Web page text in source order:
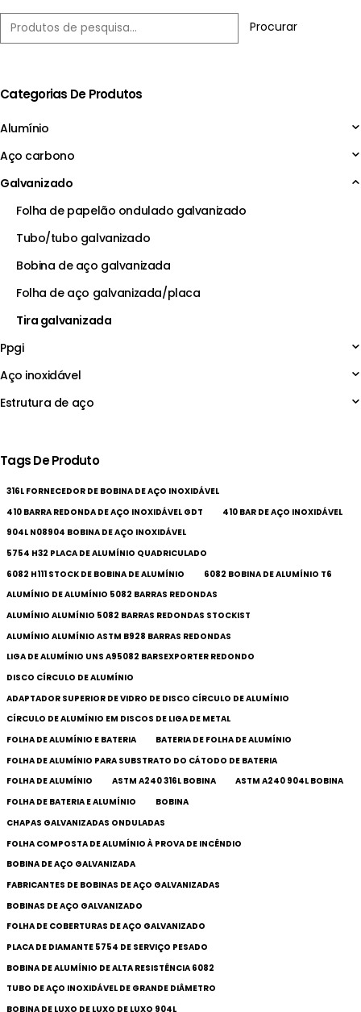
Procurar
Categorias De Produtos
Alumínio
Aço carbono
Galvanizado
Folha de papelão ondulado galvanizado
Tubo/tubo galvanizado
Bobina de aço galvanizada
Folha de aço galvanizada/placa
Tira galvanizada
Ppgi
Aço inoxidável
Estrutura de aço
Tags De Produto
316L FORNECEDOR DE BOBINA DE AÇO INOXIDÁVEL
410 BARRA REDONDA DE AÇO INOXIDÁVEL GDT
410 BAR DE AÇO INOXIDÁVEL
904L N08904 BOBINA DE AÇO INOXIDÁVEL
5754 H32 PLACA DE ALUMÍNIO QUADRICULADO
6082 H111 STOCK DE BOBINA DE ALUMÍNIO
6082 BOBINA DE ALUMÍNIO T6
ALUMÍNIO DE ALUMÍNIO 5082 BARRAS REDONDAS
ALUMÍNIO ALUMÍNIO 5082 BARRAS REDONDAS STOCKIST
ALUMÍNIO ALUMÍNIO ASTM B928 BARRAS REDONDAS
LIGA DE ALUMÍNIO UNS A95082 BARSEXPORTER REDONDO
DISCO CÍRCULO DE ALUMÍNIO
ADAPTADOR SUPERIOR DE VIDRO DE DISCO CÍRCULO DE ALUMÍNIO
CÍRCULO DE ALUMÍNIO EM DISCOS DE LIGA DE METAL
FOLHA DE ALUMÍNIO E BATERIA
BATERIA DE FOLHA DE ALUMÍNIO
FOLHA DE ALUMÍNIO PARA SUBSTRATO DO CÁTODO DE BATERIA
FOLHA DE ALUMÍNIO
ASTM A240 316L BOBINA
ASTM A240 904L BOBINA
FOLHA DE BATERIA E ALUMÍNIO
BOBINA
CHAPAS GALVANIZADAS ONDULADAS
FOLHA COMPOSTA DE ALUMÍNIO À PROVA DE INCÊNDIO
BOBINA DE AÇO GALVANIZADA
FABRICANTES DE BOBINAS DE AÇO GALVANIZADAS
BOBINAS DE AÇO GALVANIZADO
FOLHA DE COBERTURAS DE AÇO GALVANIZADO
PLACA DE DIAMANTE 5754 DE SERVIÇO PESADO
BOBINA DE ALUMÍNIO DE ALTA RESISTÊNCIA 6082
TUBO DE AÇO INOXIDÁVEL DE GRANDE DIÂMETRO
BOBINA DE LUXO DE LUXO DE LUXO 904L